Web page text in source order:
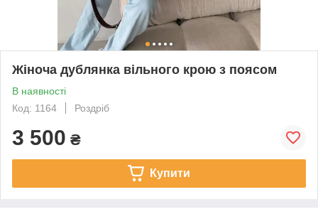
Жіноча дублянка вільного крою з поясом
В наявності
Код: 1164
Роздріб
3 500 ₴
Купити